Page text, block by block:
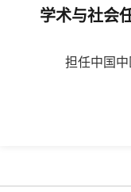
学术与社会
担任中国中